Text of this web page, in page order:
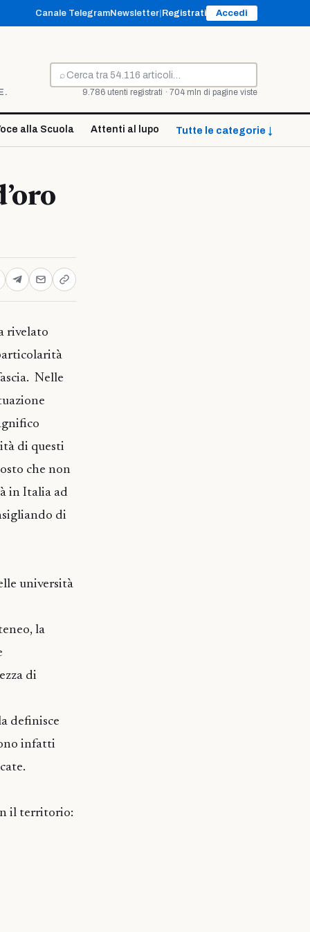
Canale TelegramNewsletter Registrati Accedi
⌕
Cerca
9.786 utenti registrati · 704 mln di pagine viste
alla Scuola Attenti al lupo Tutte le categorie ↓
rivelato
Nelle
di questi
che non
in Italia ad
di
università
la
di
definisce
infatti
il territorio: